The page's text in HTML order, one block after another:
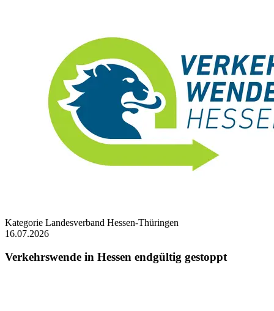
Kategorie Landesverband Hessen-Thüringen
16.07.2026
Verkehrswende in Hessen endgültig gestoppt